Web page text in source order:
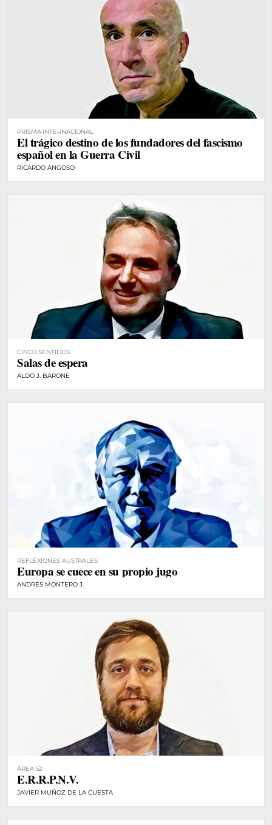
PRISMA INTERNACIONAL
El trágico destino de los fundadores del fascismo
español en la Guerra Civil
RICARDO ANGOSO
CINCO SENTIDOS
Salas de espera
ALDO J. BARONE
REFLEXIONES AUSTRALES
Europa se cuece en su propio jugo
ANDRÉS MONTERO J.
ÁREA 52
E.R.R.P.N.V.
JAVIER MUÑOZ DE LA CUESTA